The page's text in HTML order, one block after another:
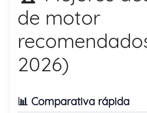
de motor
2026)
📊 Comparativa rápida